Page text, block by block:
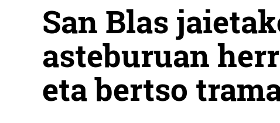
San Blas
asteburuan
eta bertso